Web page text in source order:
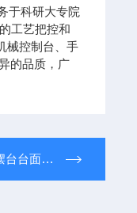
于科研大专院
工艺把控和
械控制台、手
的品质，广